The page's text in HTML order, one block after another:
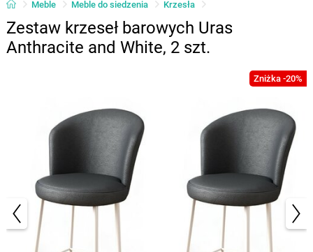
Meble Meble do siedzenia Krzesła
Zestaw krzeseł barowych Uras
Anthracite and White, 2 szt.
Zniżka -20%